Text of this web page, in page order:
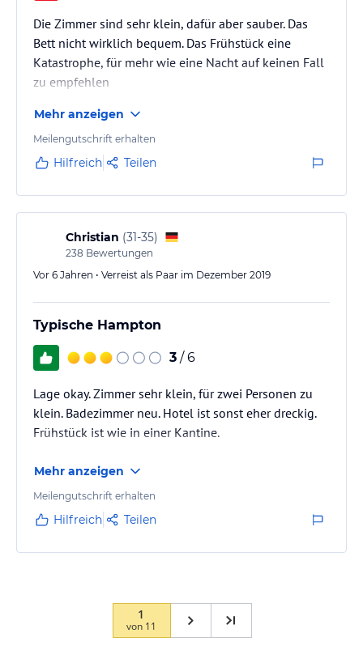
Die Zimmer sind sehr klein, dafür aber sauber. Das
Bett nicht wirklich bequem. Das Frühstück eine
Katastrophe, für mehr wie eine Nacht auf keinen Fall
zu empfehlen
Mehr anzeigen
Meilengutschrift erhalten
Hilfreich Teilen
Christian (31-35)
238 Bewertungen
Vor 6 Jahren • Verreist als Paar im Dezember 2019
Typische Hampton
3 / 6
Lage okay. Zimmer sehr klein, für zwei Personen zu
klein. Badezimmer neu. Hotel ist sonst eher dreckig.
Frühstück ist wie in einer Kantine.
Mehr anzeigen
Meilengutschrift erhalten
Hilfreich Teilen
1
von 11